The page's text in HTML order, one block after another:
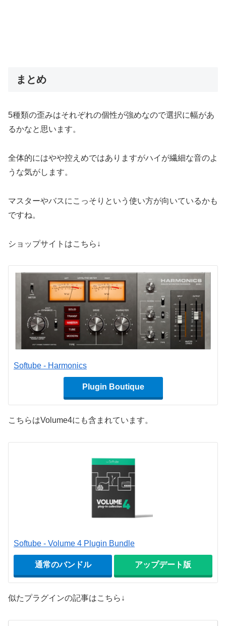
まとめ
5種類の歪みはそれぞれの個性が強めなので選択に幅があ
るかなと思います。
全体的にはやや控えめではありますがハイが繊細な音のよ
うな気がします。
マスターやバスにこっそりという使い方が向いているかも
ですね。
ショップサイトはこちら↓
Softube - Harmonics
Plugin Boutique
こちらはVolume4にも含まれています。
Softube - Volume 4 Plugin Bundle
通常のバンドル アップデート版
似たプラグインの記事はこちら↓